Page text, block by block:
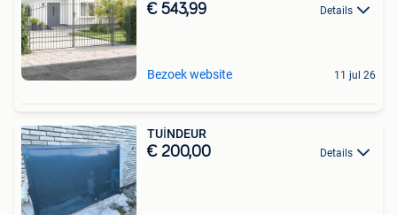
€ 543,99 Details
Bezoek website 11 jul 26
TUİNDEUR
€ 200,00 Details